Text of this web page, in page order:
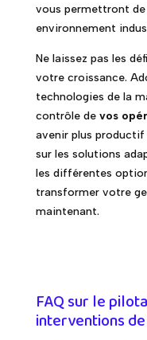
vous permettront
environnement
Ne laissez pas les
votre croissance.
technologies de la
contrôle de vos
avenir plus
sur les solutions
les différentes
transformer votre
maintenant.
FAQ sur le
interventions